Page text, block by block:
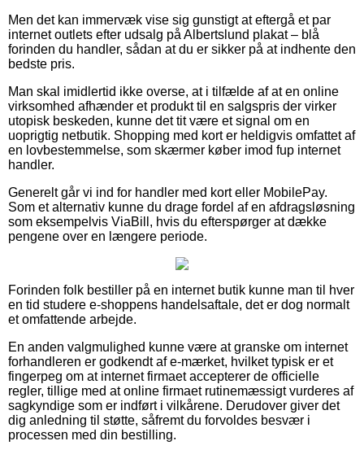
Men det kan immervæk vise sig gunstigt at eftergå et par
internet outlets efter udsalg på Albertslund plakat – blå
forinden du handler, sådan at du er sikker på at indhente den
bedste pris.
Man skal imidlertid ikke overse, at i tilfælde af at en online
virksomhed afhænder et produkt til en salgspris der virker
utopisk beskeden, kunne det tit være et signal om en
uoprigtig netbutik. Shopping med kort er heldigvis omfattet af
en lovbestemmelse, som skærmer køber imod fup internet
handler.
Generelt går vi ind for handler med kort eller MobilePay.
Som et alternativ kunne du drage fordel af en afdragsløsning
som eksempelvis ViaBill, hvis du efterspørger at dække
pengene over en længere periode.
Forinden folk bestiller på en internet butik kunne man til hver
en tid studere e-shoppens handelsaftale, det er dog normalt
et omfattende arbejde.
En anden valgmulighed kunne være at granske om internet
forhandleren er godkendt af e-mærket, hvilket typisk er et
fingerpeg om at internet firmaet accepterer de officielle
regler, tillige med at online firmaet rutinemæssigt vurderes af
sagkyndige som er indført i vilkårene. Derudover giver det
dig anledning til støtte, såfremt du forvoldes besvær i
processen med din bestilling.